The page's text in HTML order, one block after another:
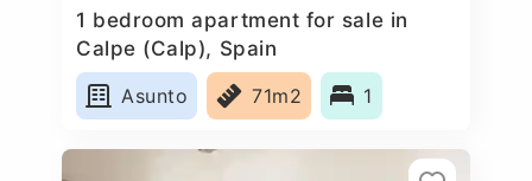
1 bedroom apartment for sale in
Calpe (Calp), Spain
Asunto
71m2 1